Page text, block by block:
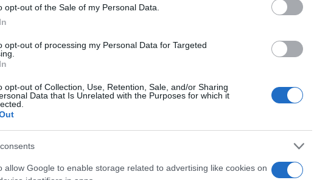
opt-out of the Sale of my Personal Data.
opt-out of processing my Personal Data for Targeted
opt-out of Collection, Use, Retention, Sale, and/or Sharing
Data that Is Unrelated with the Purposes for which it
allow Google to enable storage related to advertising like cookies on
αιτήματος
θα ανοίξει τον δρόμο για